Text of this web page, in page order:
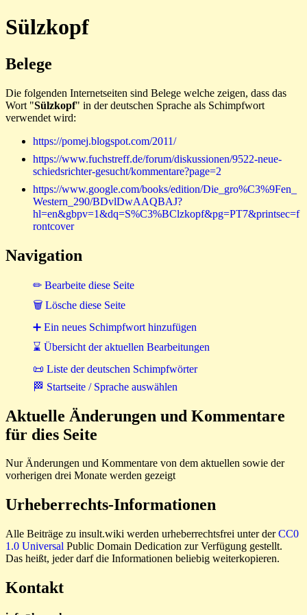
Sülzkopf
Belege
Die folgenden Internetseiten sind Belege welche zeigen, dass das
Wort "Sülzkopf" in der deutschen Sprache als Schimpfwort
verwendet wird:
https://pomej.blogspot.com/2011/
https://www.fuchstreff.de/forum/diskussionen/9522-neue-
schiedsrichter-gesucht/kommentare?page=2
https://www.google.com/books/edition/Die_gro%C3%9Fen_
Western_290/BDvlDwAAQBAJ?
hl=en&gbpv=1&dq=S%C3%BClzkopf&pg=PT7&printsec=f
rontcover
Navigation
✏ Bearbeite diese Seite
🗑 Lösche diese Seite
➕ Ein neues Schimpfwort hinzufügen
⌛ Übersicht der aktuellen Bearbeitungen
📜 Liste der deutschen Schimpfwörter
🏁 Startseite / Sprache auswählen
Aktuelle Änderungen und Kommentare
für dies Seite
Nur Änderungen und Kommentare von dem aktuellen sowie der
vorherigen drei Monate werden gezeigt
Urheberrechts-Informationen
Alle Beiträge zu insult.wiki werden urheberrechtsfrei unter derCC0
1.0 Universal Public Domain Dedication zur Verfügung gestellt.
Das heißt, jeder darf die Informationen beliebig weiterkopieren.
Kontakt